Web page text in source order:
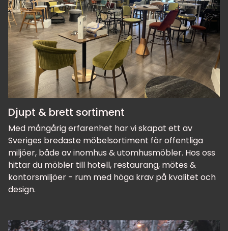
Djupt & brett sortiment
Med mångårig erfarenhet har vi skapat ett av
Sveriges bredaste möbelsortiment för offentliga
miljöer, både av inomhus & utomhusmöbler. Hos oss
hittar du möbler till hotell, restaurang, mötes &
kontorsmiljöer - rum med höga krav på kvalitet och
design.